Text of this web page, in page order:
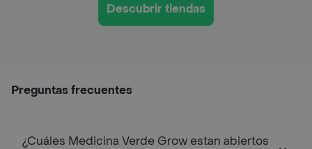
Descubrir tiendas
Preguntas frecuentes
¿Cuáles Medicina Verde Grow estan abiertos